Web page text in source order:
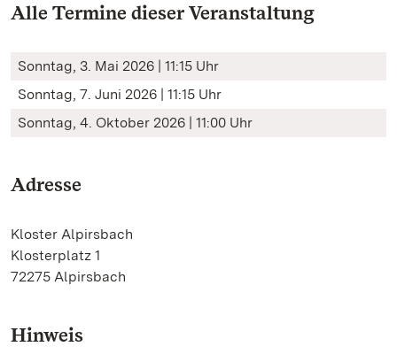
Alle Termine dieser Veranstaltung
Sonntag, 3. Mai 2026 | 11:15 Uhr
Sonntag, 7. Juni 2026 | 11:15 Uhr
Sonntag, 4. Oktober 2026 | 11:00 Uhr
Adresse
Kloster Alpirsbach
Klosterplatz 1
72275 Alpirsbach
Hinweis